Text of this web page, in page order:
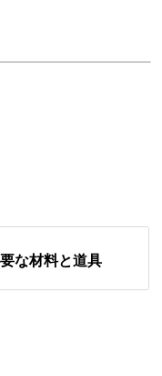
な気持ちになること
チュールと花柄のラ
な材料と道具